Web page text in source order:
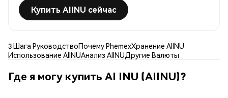
Купить AIINU сейчас
3 Шага РуководствоПочему PhemexХранение AIINU
Использование AIINUАнализ AIINUДругие Валюты
Где я могу купить AI INU (AIINU)?